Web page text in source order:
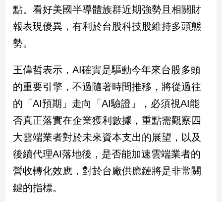
專
區
台
灣
觀
點
南
台
灣
點
點。看好美國半導體族群近期強勢且相關財
報表現優異，有利於台股科技股維持多頭態
勢。
王偉哲表示，AI確實是驅動今年來台股多頭
的重要引擎，不過隨著時間推移，將從過往
的「AI預期」走向「AI驗證」，必須視AI能
否真正落實在企業獲利數據，重點需觀察四
大雲端業者對於未來資本支出的展望，以及
後續代理AI落地後，是否能加速雲端業者的
營收轉化效應，對於台廠供應鏈將是非常關
鍵的指標。